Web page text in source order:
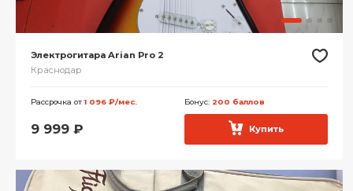
Электрогитара Arian Pro 2
Краснодар
Рассрочка от1 096 ₽/мес. Бонус: 200 баллов
9 999 ₽ Купить